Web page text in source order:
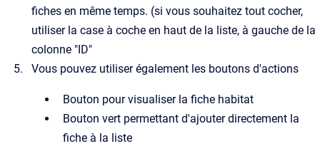
fiches en même temps. (si vous souhaitez tout cocher,
utiliser la case à coche en haut de la liste, à gauche de la
colonne "ID"
Vous pouvez utiliser également les boutons d'actions
Bouton pour visualiser la fiche habitat
Bouton vert permettant d'ajouter directement la
fiche à la liste